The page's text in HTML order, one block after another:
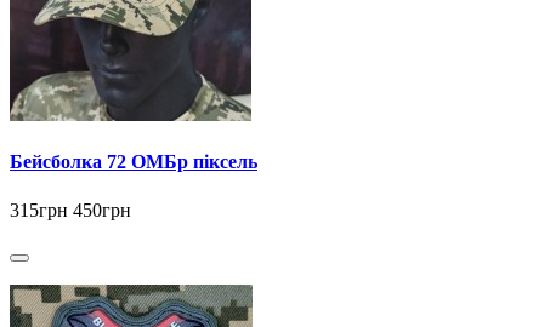
Бейсболка 72 ОМБр піксель
315грн 450грн